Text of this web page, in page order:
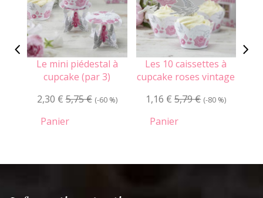
Le mini piédestal à
cupcake (par 3)
2,30 € 5,75 € (-60 %)
Panier
Les 10 caissettes à
cupcake roses vintage
1,16 € 5,79 € (-80 %)
Panier